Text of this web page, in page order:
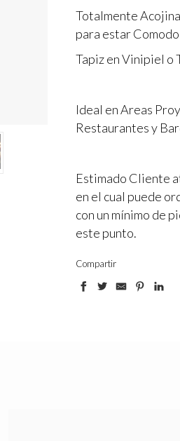
Totalmente
para estar
Tapiz en Vinipiel o
Ideal en Areas
Restaurantes y
Estimado Cliente
en el cual puede
con un mínimo de
este punto.
Compartir